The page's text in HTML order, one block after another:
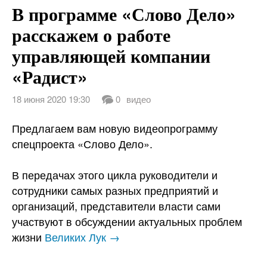
В программе «Слово Дело»
расскажем о работе
управляющей компании
«Радист»
18 июня 2020 19:30 0 видео
Предлагаем вам новую видеопрограмму
спецпроекта «Слово Дело».
В передачах этого цикла руководители и
сотрудники самых разных предприятий и
организаций, представители власти сами
участвуют в обсуждении актуальных проблем
жизни Великих Лук →